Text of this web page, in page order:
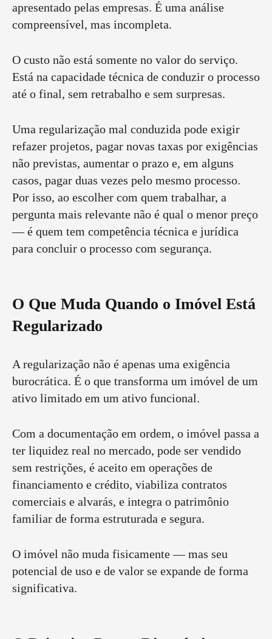
apresentado pelas empresas. É uma análise
compreensível, mas incompleta.
O custo não está somente no valor do serviço.
Está na capacidade técnica de conduzir o processo
até o final, sem retrabalho e sem surpresas.
Uma regularização mal conduzida pode exigir
refazer projetos, pagar novas taxas por exigências
não previstas, aumentar o prazo e, em alguns
casos, pagar duas vezes pelo mesmo processo.
Por isso, ao escolher com quem trabalhar, a
pergunta mais relevante não é qual o menor preço
— é quem tem competência técnica e jurídica
para concluir o processo com segurança.
O Que Muda Quando o Imóvel Está
Regularizado
A regularização não é apenas uma exigência
burocrática. É o que transforma um imóvel de um
ativo limitado em um ativo funcional.
Com a documentação em ordem, o imóvel passa a
ter liquidez real no mercado, pode ser vendido
sem restrições, é aceito em operações de
financiamento e crédito, viabiliza contratos
comerciais e alvarás, e integra o patrimônio
familiar de forma estruturada e segura.
O imóvel não muda fisicamente — mas seu
potencial de uso e de valor se expande de forma
significativa.